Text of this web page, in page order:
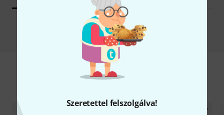
Szeretettel felszolgálva!
Minden alkalmi vétel
Hot Deals újdonságok